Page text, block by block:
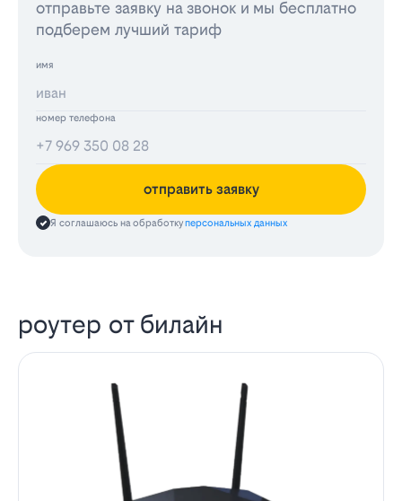
отправьте заявку на звонок и мы бесплатно
подберем лучший тариф
имя
номер телефона
отправить заявку
Я соглашаюсь на обработкуперсональных данных
роутер от билайн